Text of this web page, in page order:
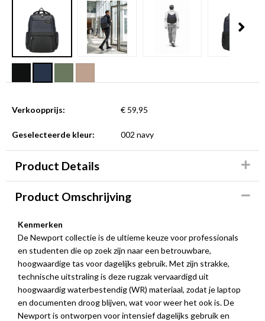
Verkoopprijs: € 59,95
Geselecteerde kleur: 002 navy
Product Details
Product Omschrijving
Kenmerken
De Newport collectie is de ultieme keuze voor professionals
en studenten die op zoek zijn naar een betrouwbare,
hoogwaardige tas voor dagelijks gebruik. Met zijn strakke,
technische uitstraling is deze rugzak vervaardigd uit
hoogwaardig waterbestendig (WR) materiaal, zodat je laptop
en documenten droog blijven, wat voor weer het ook is. De
Newport is ontworpen voor intensief dagelijks gebruik en